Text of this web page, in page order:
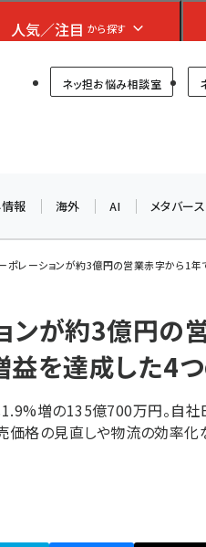
ショップ担当者フォーラム
ネッ担お悩み相談室
当者フォーラム
人気／注目 から探す
報 海外 AI メタバース
ポレーションが約3億円の営業赤字から1年
ンが約3億円の
益を達成した4
増の135億700万円。自社
価格の見直しや物流の効率化
ミナー（8/
8/26（水）、東京・四